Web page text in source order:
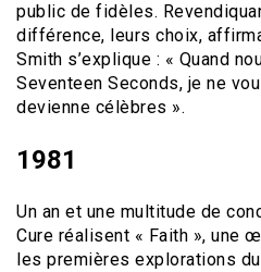
public de fidèles.
différence, leurs choix,
Smith s’explique : « Quand
Seventeen Seconds, je ne
devienne célèbres ».
1981
Un an et une multitude de
Cure réalisent « Faith », une
les premières explorations